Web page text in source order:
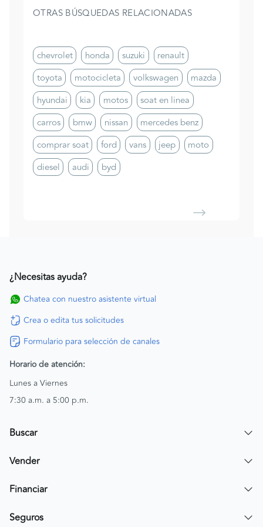
OTRAS BÚSQUEDAS RELACIONADAS
chevrolet honda suzuki
renault
toyota
motocicleta volkswagen
mazda
hyundai
kia motos
soat en linea
carros
bmw nissan
mercedes benz
comprar soat
ford vans jeep
moto
diesel
audi byd
¿Necesitas ayuda?
Chatea con nuestro asistente virtual
Crea o edita tus solicitudes
Formulario para selección de canales
Horario de atención:
Lunes a Viernes
7:30 a.m. a 5:00 p.m.
Buscar
Encuentra un carro
Vender
Publicar mi vehículo
Financiar
Simular crédito
Seguros